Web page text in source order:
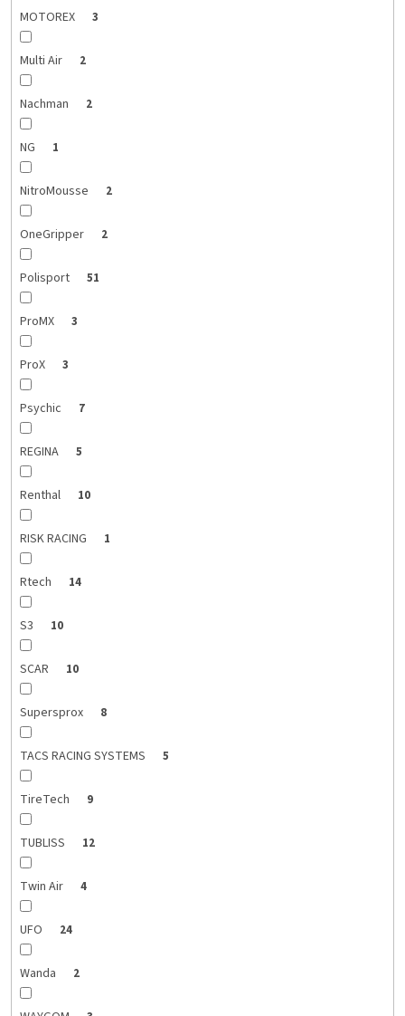
MOTOREX 3
Multi Air 2
Nachman 2
NG 1
NitroMousse 2
OneGripper 2
Polisport 51
ProMX 3
ProX 3
Psychic 7
REGINA 5
Renthal 10
RISK RACING 1
Rtech 14
S3 10
SCAR 10
Supersprox 8
TACS RACING SYSTEMS 5
TireTech 9
TUBLISS 12
Twin Air 4
UFO 24
Wanda 2